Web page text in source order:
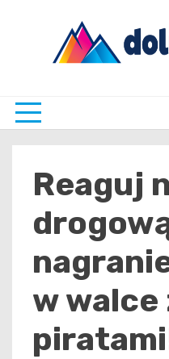
Reaguj
w walce